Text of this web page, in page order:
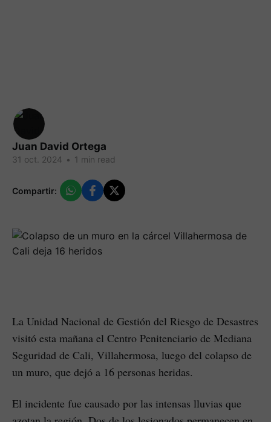
Juan David Ortega
31 oct. 2024 • 1 min read
Compartir:
La Unidad Nacional de Gestión del Riesgo de Desastres
visitó esta mañana el Centro Penitenciario de Mediana
Seguridad de Cali, Villahermosa, luego del colapso de
un muro, que dejó a 16 personas heridas.
El incidente fue causado por las intensas lluvias que